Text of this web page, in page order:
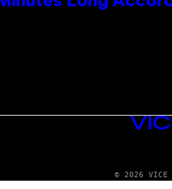
VICE
MEDIA
© 2026 VICE